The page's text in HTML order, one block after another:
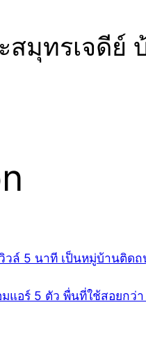
สมุทรเจดีย์
วล์ 5 นาที เป็นหมู่บ้านติด
แอร์ 5 ตัว พื่นที่ใช้สอยก